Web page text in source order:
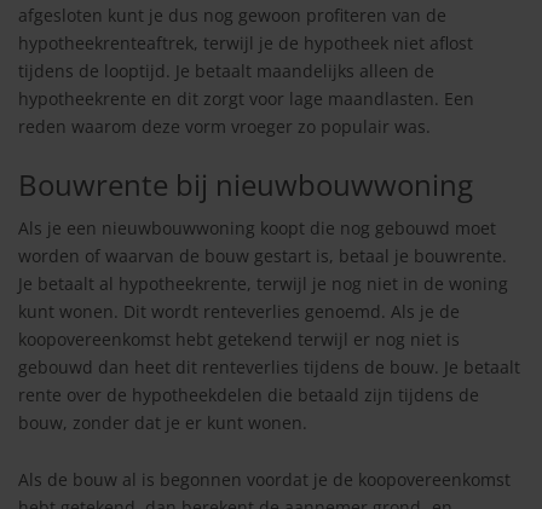
afgesloten kunt je dus nog gewoon profiteren van de
hypotheekrenteaftrek, terwijl je de hypotheek niet aflost
tijdens de looptijd. Je betaalt maandelijks alleen de
hypotheekrente en dit zorgt voor lage maandlasten. Een
reden waarom deze vorm vroeger zo populair was.
Bouwrente bij nieuwbouwwoning
Als je een nieuwbouwwoning koopt die nog gebouwd moet
worden of waarvan de bouw gestart is, betaal je bouwrente.
Je betaalt al hypotheekrente, terwijl je nog niet in de woning
kunt wonen. Dit wordt renteverlies genoemd. Als je de
koopovereenkomst hebt getekend terwijl er nog niet is
gebouwd dan heet dit renteverlies tijdens de bouw. Je betaalt
rente over de hypotheekdelen die betaald zijn tijdens de
bouw, zonder dat je er kunt wonen.
Als de bouw al is begonnen voordat je de koopovereenkomst